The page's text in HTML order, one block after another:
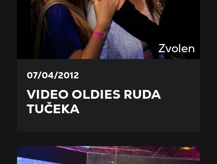
Zvolen
07/04/2012
VIDEO OLDIES RUDA
TUČEKA